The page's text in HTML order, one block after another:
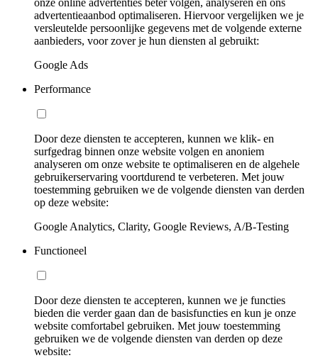
advertentieaanbod optimaliseren. Hiervoor vergelijken we je
versleutelde persoonlijke gegevens met de volgende externe
aanbieders, voor zover je hun diensten al gebruikt:
Google Ads
Performance
Door deze diensten te accepteren, kunnen we klik- en
surfgedrag binnen onze website volgen en anoniem
analyseren om onze website te optimaliseren en de algehele
gebruikerservaring voortdurend te verbeteren. Met jouw
toestemming gebruiken we de volgende diensten van derden
op deze website:
Google Analytics, Clarity, Google Reviews, A/B-Testing
Functioneel
Door deze diensten te accepteren, kunnen we je functies
bieden die verder gaan dan de basisfuncties en kun je onze
website comfortabel gebruiken. Met jouw toestemming
gebruiken we de volgende diensten van derden op deze
website: